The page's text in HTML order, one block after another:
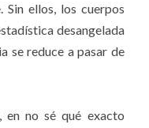
Sin ellos, los cuerpos
desangelada
se reduce a pasar de
en no sé qué exacto